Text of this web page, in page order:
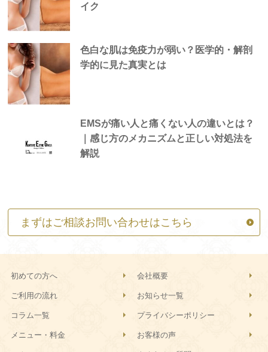
イク
色白な肌は免疫力が弱い？医学的・解剖
学的に見た真実とは
EMSが痛い人と痛くない人の違いとは？
｜感じ方のメカニズムと正しい対処法を
解説
まずはご相談お問い合わせはこちら
初めての方へ 会社概要
ご利用の流れ お知らせ一覧
コラム一覧 プライバシーポリシー
メニュー・料金 お客様の声